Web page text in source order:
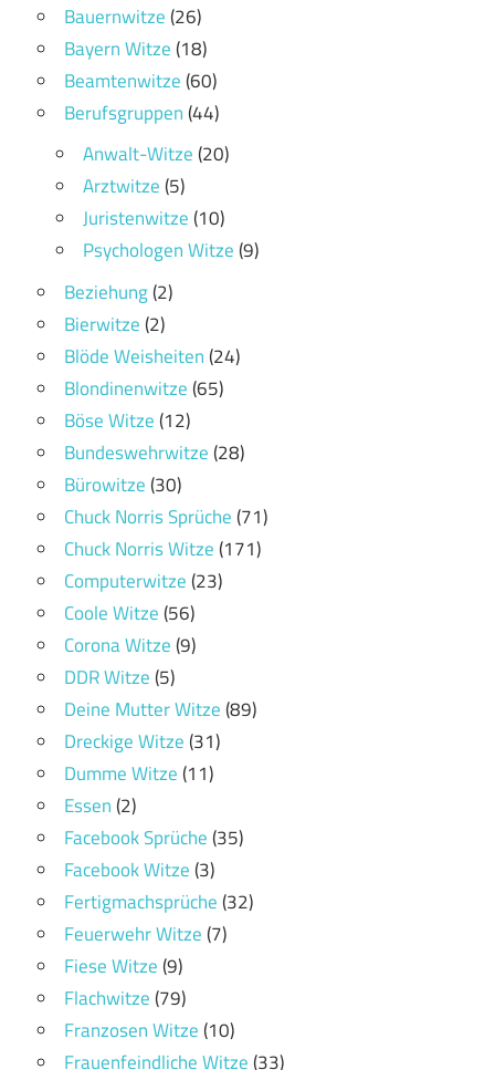
Bauernwitze(26)
Bayern Witze(18)
Beamtenwitze(60)
Berufsgruppen(44)
Anwalt-Witze(20)
Arztwitze(5)
Juristenwitze(10)
Psychologen Witze(9)
Beziehung(2)
Bierwitze(2)
Blöde Weisheiten(24)
Blondinenwitze(65)
Böse Witze(12)
Bundeswehrwitze(28)
Bürowitze(30)
Chuck Norris Sprüche(71)
Chuck Norris Witze(171)
Computerwitze(23)
Coole Witze(56)
Corona Witze(9)
DDR Witze(5)
Deine Mutter Witze(89)
Dreckige Witze(31)
Dumme Witze(11)
Essen(2)
Facebook Sprüche(35)
Facebook Witze(3)
Fertigmachsprüche(32)
Feuerwehr Witze(7)
Fiese Witze(9)
Flachwitze(79)
Franzosen Witze(10)
Frauenfeindliche Witze(33)